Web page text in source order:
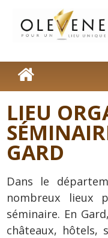
LIEU
GARD
Dans le
nombreux lieux
séminaire. En
châteaux, hôtels,
Homepage
Lieux de séminaire
Nos offres
Séminaire clé en Main
Blog événements
Contact
Devis